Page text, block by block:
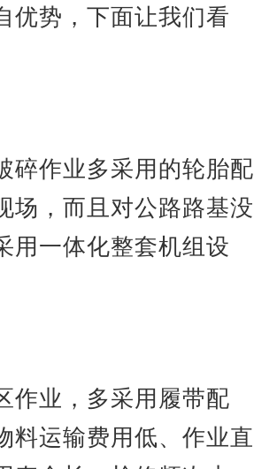
优势，下面让我们看
碎作业多采用的轮胎配
场，而且对公路路基没
用一体化整套机组设
作业，多采用履带配
料运输费用低、作业直